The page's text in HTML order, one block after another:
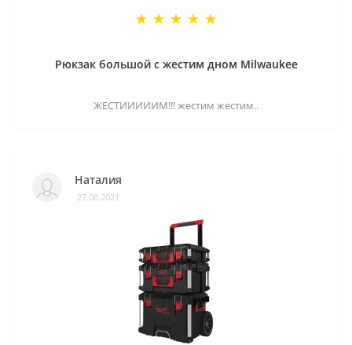
Рюкзак большой с жестим дном Milwaukee
ЖЕСТИИИИИМ!!! жестим жестим..
Наталия
27.08.2021